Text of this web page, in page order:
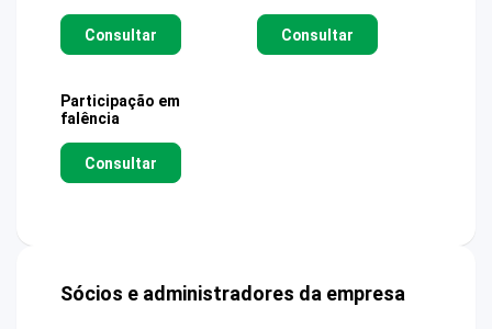
Consultar Consultar
Participação em
falência
Consultar
Sócios e administradores da empresa